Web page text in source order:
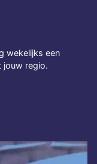
wekelijks een
jouw regio.